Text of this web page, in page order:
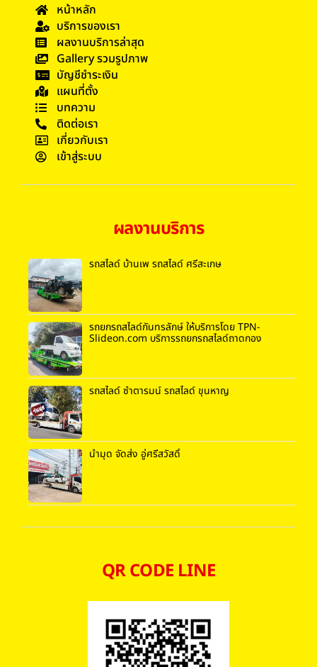
หน้าหลัก
บริการของเรา
ผลงานบริการล่าสุด
Gallery รวมรูปภาพ
บัญชีชำระเงิน
แผนที่ตั้ง
บทความ
ติดต่อเรา
เกี่ยวกับเรา
เข้าสู่ระบบ
ผลงานบริการ
รถสไลด์ บ้านเพ รถสไลด์ ศรีสะเกษ
รถยกรถสไลด์กันทรลักษ์ ให้บริการโดย TPN-
Slideon.com บริการรถยกรถสไลด์ถาดกอง
รถสไลด์ ซำตารมน์ รถสไลด์ ขุนหาญ
น้ำมุด จัดส่ง อู่ศรีสวัสดิ์
QR CODE LINE